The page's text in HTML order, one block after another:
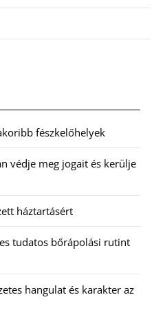
fészkelőhelyek
védje meg jogait és kerülje
háztartásért
tudatos bőrápolási rutint
hangulat és karakter az